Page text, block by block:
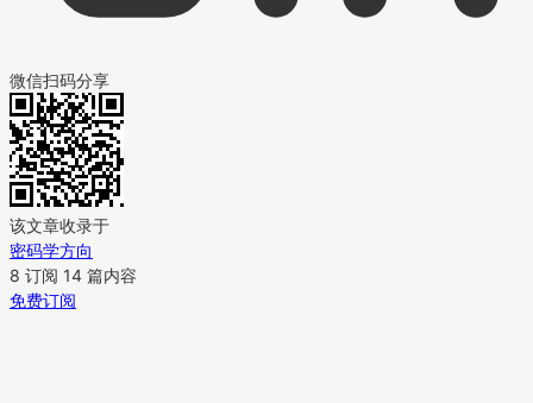
微信扫码分享
该文章收录于
密码学方向
8 订阅 14 篇内容
免费订阅